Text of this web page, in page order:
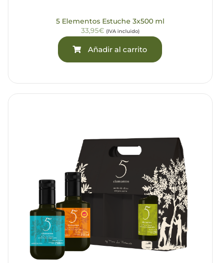
5 Elementos Estuche 3x500 ml
33,95€ (IVA incluido)
Añadir al carrito